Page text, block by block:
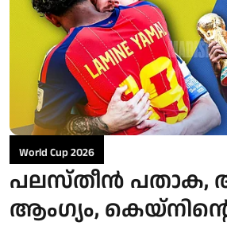
World Cup 2026
പലസ്തീൻ പതാക,
ആംഗ്യം,